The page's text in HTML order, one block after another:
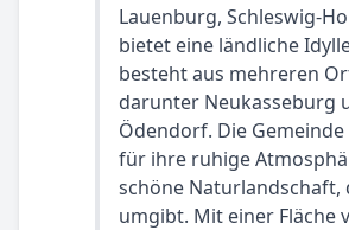
Lauenburg, Schleswig-
bietet eine ländliche
besteht aus mehreren
darunter Neukasseburg
Ödendorf. Die
für ihre ruhige
schöne Naturlandschaft,
umgibt. Mit einer Fläche